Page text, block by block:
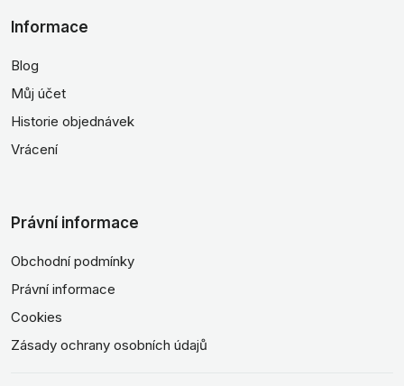
Informace
Blog
Můj účet
Historie objednávek
Vrácení
Právní informace
Obchodní podmínky
Právní informace
Cookies
Zásady ochrany osobních údajů